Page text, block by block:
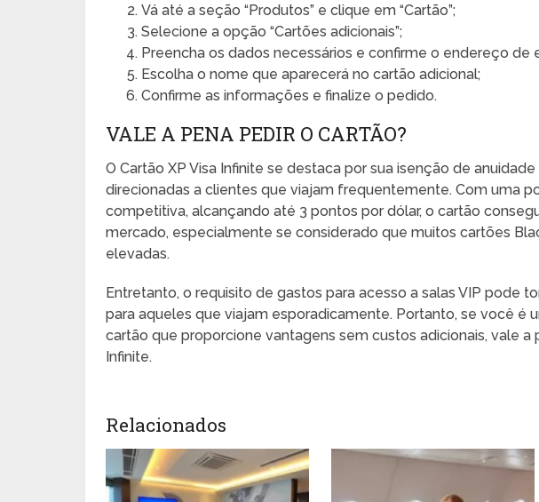
Vá até a seção “Produtos” e clique em “Cartão”;
Selecione a opção “Cartões adicionais”;
Preencha os dados necessários e confirme o endereço de
Escolha o nome que aparecerá no cartão adicional;
Confirme as informações e finalize o pedido.
VALE A PENA PEDIR O CARTÃO?
O Cartão XP Visa Infinite se destaca por sua isenção de
direcionadas a clientes que viajam frequentemente. Com uma
competitiva, alcançando até 3 pontos por dólar, o cartão
mercado, especialmente se considerado que muitos cartões
elevadas.
Entretanto, o requisito de gastos para acesso a salas VIP pode
para aqueles que viajam esporadicamente. Portanto, se você é
cartão que proporcione vantagens sem custos adicionais, vale a
Infinite.
Relacionados